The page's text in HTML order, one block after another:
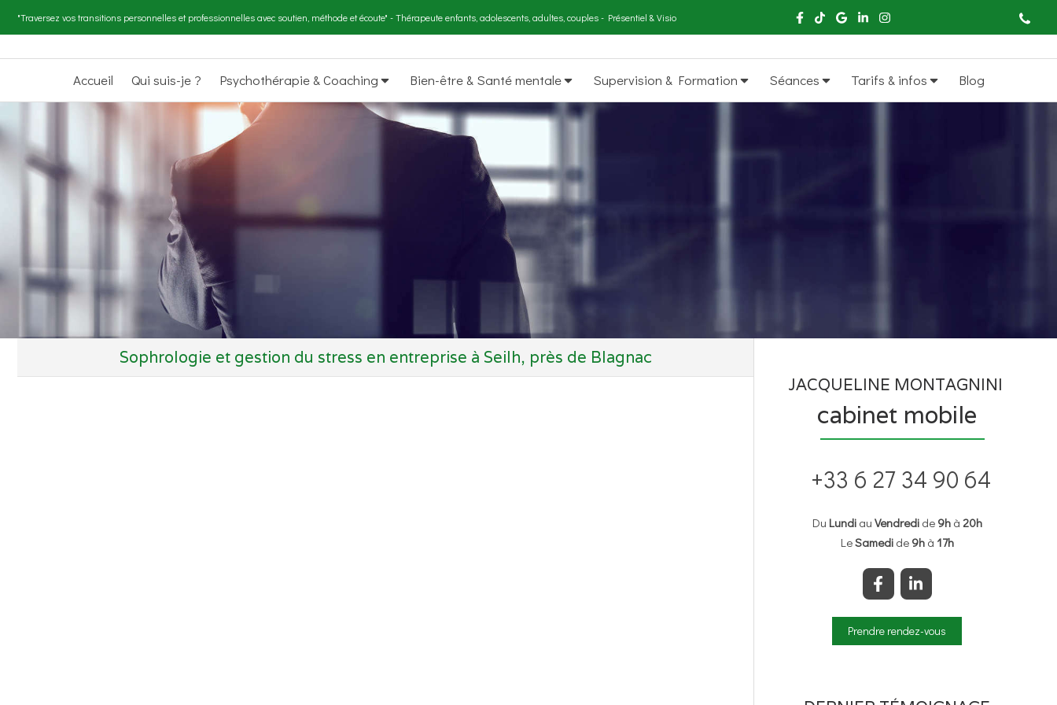
"Traversez vos transitions personnelles et professionnelles avec soutien, méthode et écoute" - Thérapeute enfants, adolescents, adultes, couples - Présentiel & Visio
Accueil Qui suis-je ? Psychothérapie & Coaching Bien-être & Santé mentale Supervision & Formation Séances Tarifs & infos Blog
Sophrologie et gestion du stress en entreprise à Seilh, près de Blagnac
JACQUELINE MONTAGNINI
cabinet mobile
+33 6 27 34 90 64
Du Lundiau Vendredide 9hà 20h
LeSamedide 9hà 17h
Prendre rendez-vous